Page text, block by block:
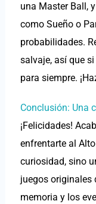
una Master Ball,
como Sueño o
probabilidades.
salvaje, así que
para siempre.
Conclusión: Una
¡Felicidades!
enfrentarte al
curiosidad, sino
juegos originales
memoria y los